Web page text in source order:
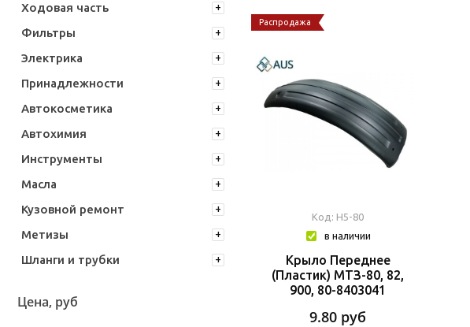
Ходовая часть
Фильтры
Электрика
Принадлежности
Автокосметика
Автохимия
Инструменты
Масла
Кузовной ремонт
Метизы
Шланги и трубки
Цена, руб
Распродажа
Код: Н5-80
в наличии
Крыло Переднее
(пластик) МТЗ-80, 82,
900, 80-8403041
9.80 руб